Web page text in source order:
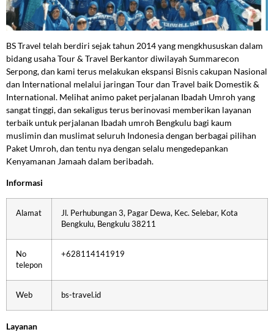
BS Travel telah berdiri sejak tahun 2014 yang mengkhususkan dalam
bidang usaha Tour & Travel Berkantor diwilayah Summarecon
Serpong, dan kami terus melakukan ekspansi Bisnis cakupan Nasional
dan International melalui jaringan Tour dan Travel baik Domestik &
International. Melihat animo paket perjalanan Ibadah Umroh yang
sangat tinggi, dan sekaligus terus berinovasi memberikan layanan
terbaik untuk perjalanan Ibadah umroh Bengkulu bagi kaum
muslimin dan muslimat seluruh Indonesia dengan berbagai pilihan
Paket Umroh, dan tentu nya dengan selalu mengedepankan
Kenyamanan Jamaah dalam beribadah.
Informasi
Alamat
Jl. Perhubungan 3, Pagar Dewa, Kec. Selebar, Kota
Bengkulu, Bengkulu 38211
No
telepon
+628114141919
Web bs-travel.id
Layanan